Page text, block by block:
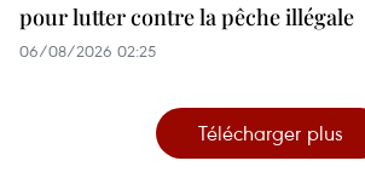
pour lutter contre la pêche illégale
06/08/2026 02:25
Télécharger plus